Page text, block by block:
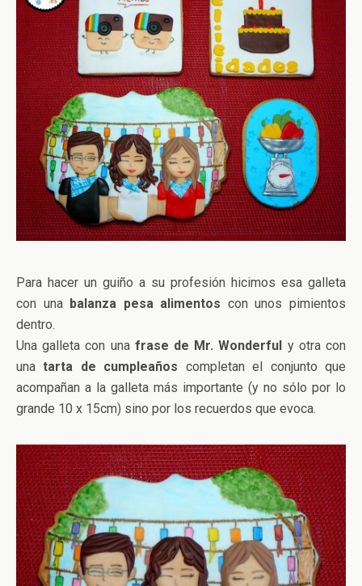
Para hacer un guiño a su profesión hicimos esa galleta
con una balanza pesa alimentos con unos pimientos
dentro.
Una galleta con una frase de Mr. Wonderful y otra con
unatarta de cumpleaños completan el conjunto que
acompañan a la galleta más importante (y no sólo por lo
grande 10 x 15cm) sino por los recuerdos que evoca.